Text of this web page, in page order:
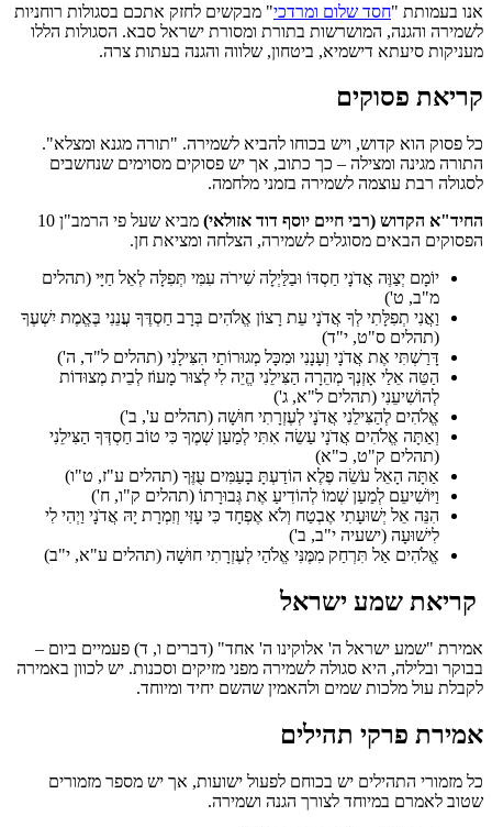
אנו בעמותת "חסד שלום ומרדכי" מבקשים לחזק אתכם בסגולות רוחניות
לשמירה והגנה, המושרשות בתורת ומסורת ישראל סבא. הסגולות הללו
מעניקות סיעתא דישמיא, ביטחון, שלווה והגנה בעתות צרה.
קריאת פסוקים
כל פסוק הוא קדוש, ויש בכוחו להביא לשמירה. "תורה מגנא ומצלא".
התורה מגינה ומצילה – כך כתוב, אך יש פסוקים מסוימים שנחשבים
לסגולה רבת עוצמה לשמירה בזמני מלחמה.
החיד"א הקדוש (רבי חיים יוסף דוד אזולאי)
מביא שעל פי הרמב"ן 10
הפסוקים הבאים מסוגלים לשמירה, הצלחה ומציאת חן.
יוֹמָם יְצַוֶּה אֲדֹנָי חַסְדּוֹ וּבַלַּיְלָה שִׁירֹה עִמִּי תְּפִלָּה לְאֵל חַיָּי (תהלים
מ"ב, ט')
וַאֲנִי תְפִלָּתִי לְךָ אֲדֹנָי עֵת רָצוֹן אֱלֹהִים בְּרָב חַסְדֶּךָ עֲנֵנִי בֶּאֱמֶת יִשְׁעֶךָ
(תהלים ס"ט, י"ד)
דָּרַשְׁתִּי אֶת אֲדֹנָי וְעָנָנִי וּמִכָּל מְגוּרוֹתַי הִצִּילָנִי (תהלים ל"ד, ה')
הַטֵּה אֵלַי אָזְנְךָ מְהֵרָה הַצִּילֵנִי הֱיֵה לִי לְצוּר מָעוֹז לְבֵית מְצוּדוֹת
לְהוֹשִׁיעֵנִי (תהלים ל"א, ג')
אֱלֹהִים לְהַצִּילֵנִי אֲדֹנָי לְעֶזְרָתִי חוּשָׁה (תהלים ע', ב')
וְאַתָּה אֱלֹהִים אֲדֹנָי עַשֵׂה אִתִּי לְמַעַן שְׁמֶךָ כִּי טוֹב חַסְדְּךָ הַצִּילֵנִי
(תהלים ק"ט, כ"א)
אַתָּה הָאֵל עֹשֵׂה פֶלֶא הוֹדַעְתָּ בָעַמִּים עֻזֶּךָ (תהלים ע"ז, ט"ו)
וַיּוֹשִׁיעֵם לְמַעַן שְׁמוֹ לְהוֹדִיעַ אֶת גְּבוּרָתוֹ (תהלים ק"ו, ח')
הִנֵּה אֵל יְשׁוּעָתִי אֶבְטַח וְלֹא אֶפְחָד כִּי עָזִּי וְזִמְרָת יָהּ אֲדֹנָי וַיְהִי לִי
לִישׁוּעָה (ישעיה י"ב, ב')
אֱלֹהִים אַל תִּרְחַק מִמֶּנִּי אֱלֹהַי לְעֶזְרָתִי חוּשָׁה (תהלים ע"א, י"ב)
קריאת שמע ישראל
אמירת "שמע ישראל ה' אלוקינו ה' אחד" (דברים ו, ד) פעמיים ביום –
בבוקר ובלילה, היא סגולה לשמירה מפני מזיקים וסכנות. יש לכוון באמירה
לקבלת עול מלכות שמים ולהאמין שהשם יחיד ומיוחד.
אמירת פרקי תהילים
כל מזמורי התהילים יש בכוחם לפעול ישועות, אך יש מספר מזמורים
שטוב לאמרם במיוחד לצורך הגנה ושמירה.